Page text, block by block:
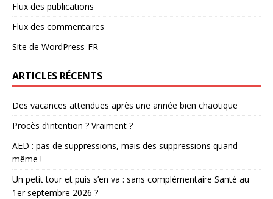
Flux des publications
Flux des commentaires
Site de WordPress-FR
ARTICLES RÉCENTS
Des vacances attendues après une année bien chaotique
Procès d’intention ? Vraiment ?
AED : pas de suppressions, mais des suppressions quand
même !
Un petit tour et puis s’en va : sans complémentaire Santé au
1er septembre 2026 ?